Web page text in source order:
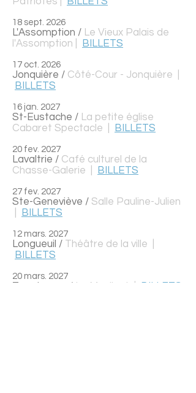
18 sept. 2026
L'Assomption / Le Vieux Palais de
l'Assomption |
BILLETS
17 oct. 2026
Jonquière / Côté-Cour - Jonquière
BILLETS
16 jan. 2027
St-Eustache / La petite église
Cabaret Spectacle |
BILLETS
20 fev. 2027
Lavaltrie / Café culturel de la
Chasse-Galerie
BILLETS
27 fev. 2027
Ste-Geneviève / Salle Pauline-Julien
BILLETS
12 mars. 2027
Longueuil / Théâtre de la ville
BILLETS
20 mars. 2027
Terrebonne / Le Moulinet | BILLETS